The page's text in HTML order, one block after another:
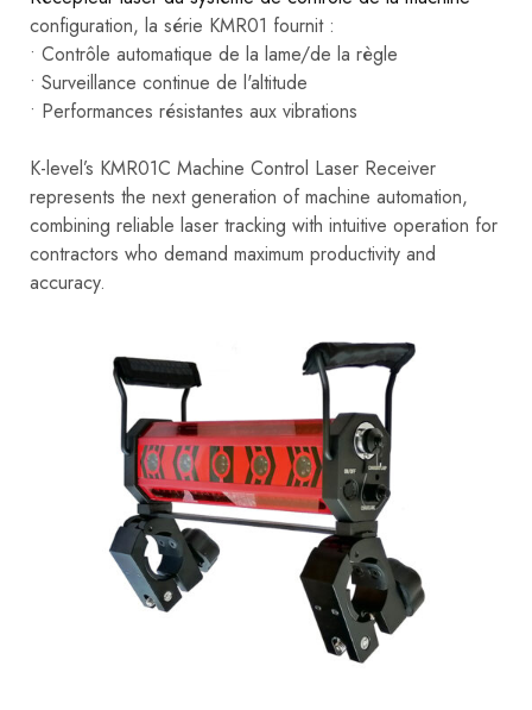
configuration, la série KMR01 fournit :
• Contrôle automatique de la lame/de la règle
• Surveillance continue de l'altitude
• Performances résistantes aux vibrations
K-level’s KMR01C Machine Control Laser Receiver
represents the next generation of machine automation,
combining reliable laser tracking with intuitive operation for
contractors who demand maximum productivity and
accuracy.